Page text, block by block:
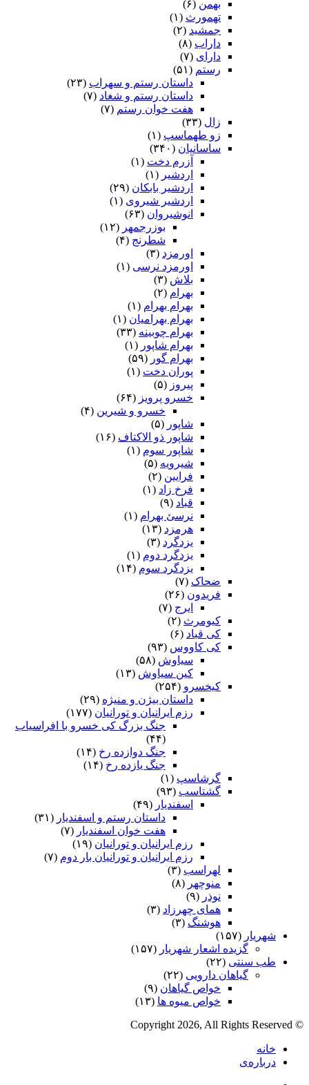
بهمن (۶)
تهمورث (۱)
جمشید (۲)
داراب (۸)
دارای (۷)
رستم (۵۱)
داستان رستم و سهراب (۲۳)
داستان رستم و شغاد (۷)
هفت خوان رستم‏ (۷)
زال (۳۳)
زو طهماسپ‏ (۱)
ساسانیان (۳۴۰)
آزرم دخت (۱)
اردشیر (۱)
اردشیر بابکان (۲۹)
اردشیر شیروی (۱)
انوشیروان (۶۳)
بوزرجمهر (۱۲)
شطرنج (۴)
اورمزد (۳)
اورمزد نرسى‏ (۱)
بلاش (۳)
بهرام (۲)
بهرام بهرام (۱)
بهرام بهرامیان‏ (۱)
بهرام چوبینه (۳۳)
بهرام شاپور (۱)
بهرام گور (۵۹)
پوران دخت (۱)
پیروز (۵)
خسرو پرویز (۶۴)
خسرو و شیرین (۴)
شاپور (۵)
شاپور ذو الاکتاف (۱۶)
شاپور سوم‏ (۱)
شیرویه (۵)
فرایین (۲)
فرخ زاد (۱)
قباد (۹)
نرسئ بهرام‏ (۱)
هرمزد (۱۳)
یزدگرد (۳)
یزدگرد دوم (۱)
یزدگرد سوم (۱۴)
ضحاک (۷)
فریدون (۲۶)
ایرج (۷)
کیومرث (۲)
کی قباد (۶)
کی کاووس (۹۳)
سیاوش (۵۸)
کین سیاوش (۱۳)
کیخسرو (۲۵۴)
داستان بیژن و منیژه (۲۹)
رزم ایرانیان و تورانیان (۱۷۷)
جنگ بزرگ کی خسرو با افراسیاب
(۴۴)
جنگ دوازده رخ (۱۴)
جنگ یازده رخ (۱۴)
گرشاسپ (۱)
گشتاسب (۹۳)
اسفندیار (۴۹)
داستان رستم و اسفندیار (۳۱)
هفت خوان اسفندیار (۷)
رزم ایرانیان و تورانیان (۱۹)
رزم ایرانیان و تورانیان بار دوم (۷)
لهراسب (۳)
منوچهر (۸)
نوذر (۹)
هماى چهرزاد (۳)
هوشنگ (۳)
شهریار (۱۵۷)
گزیده اشعار شهریار (۱۵۷)
طب سنتی (۲۲)
گیاهان دارویی (۲۲)
خواص گیاهان (۹)
خواص میوه ها (۱۳)
© Copyright 2026, All Rights Reserved
خانه
درباره‌ی